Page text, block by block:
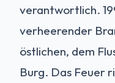
verantwortlich.
verheerender
östlichen, dem
Burg. Das Feuer